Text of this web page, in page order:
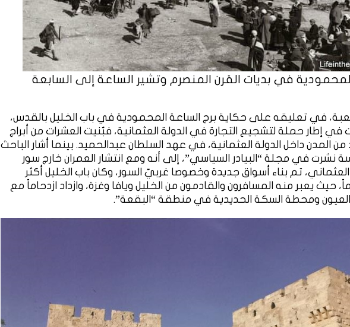
في بديات القرن المنصرم وتشير الساعة إلى السابعة
في تعليقه على حكاية برج الساعة المحمودية في باب الخليل بالقدس،
في إطار حملة لتشجيع التجارة في الدولة العثمانية، فبُنيت العشرات من أبراج
المدن داخل الدولة العثمانية، في عهد السلطان عبدالحميد. بينما أشار الباحث
نشرت في مجلة “البيادر السياسي”، إلى أنه ومع انتشار العمران خارج سور
تم بناء أسواق جديدة وخصوصا غربيّ السور، وكان باب الخليل أكثر
حيث يعبر منه المسافرون والقادمون من الخليل ويافا وغزة، وازداد ازدحاماً مع
ومحطة السكة الحديدية في منطقة “البقعة”.